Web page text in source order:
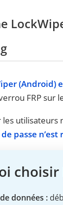
FRP sur
les
passe n’est
choisir
données :